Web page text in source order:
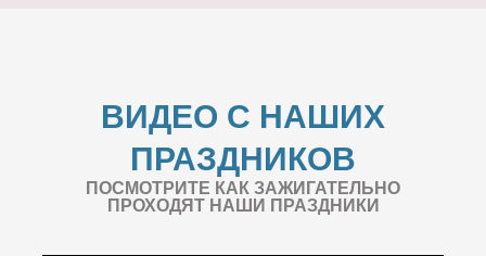
ВИДЕО С НАШИХ
ПРАЗДНИКОВ
ПОСМОТРИТЕ КАК ЗАЖИГАТЕЛЬНО
ПРОХОДЯТ НАШИ ПРАЗДНИКИ